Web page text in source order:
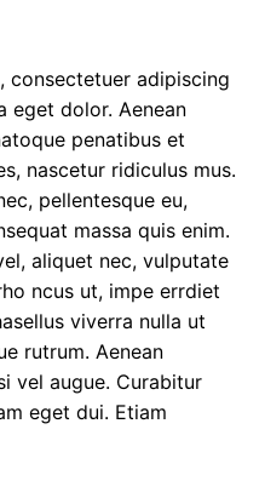
consectetuer adipiscing
eget dolor. Aenean
penatibus et
nascetur ridiculus mus.
pellentesque eu,
massa quis enim.
aliquet nec, vulputate
ncus ut, impe errdiet
viverra nulla ut
rutrum. Aenean
vel augue. Curabitur
eget dui. Etiam